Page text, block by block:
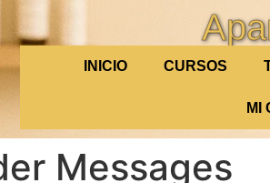
INICIO CURSOS
MI
Messages